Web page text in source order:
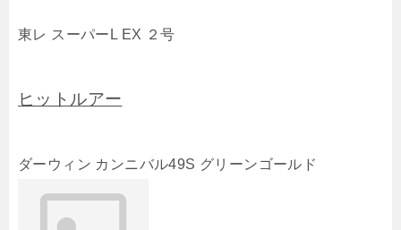
東レ スーパーL EX ２号
ヒットルアー
ダーウィン カンニバル49S グリーンゴールド